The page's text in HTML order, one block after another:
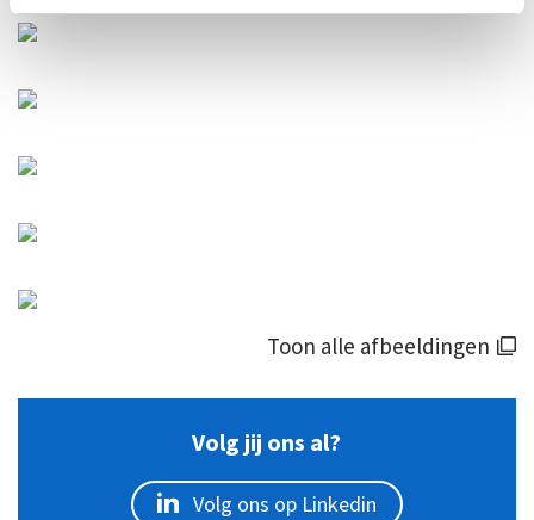
Toon alle afbeeldingen
Volg jij ons al?
Volg ons op Linkedin